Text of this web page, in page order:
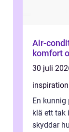
Air-
komfort
30 juli
inspiration
En kunnig
klä ett tak
skyddar